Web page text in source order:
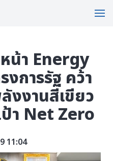
น้า Energy
การรัฐ คว้า
งงานสีเขียว
า Net Zero
11:04